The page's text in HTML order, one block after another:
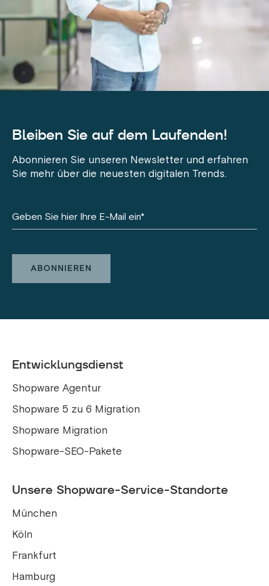
Bleiben Sie auf dem Laufenden!
Abonnieren Sie unseren Newsletter und erfahren
Sie mehr über die neuesten digitalen Trends.
Entwicklungsdienst
Shopware Agentur
Shopware 5 zu 6 Migration
Shopware Migration
Shopware-SEO-Pakete
Unsere Shopware-Service-Standorte
München
Köln
Frankfurt
Hamburg